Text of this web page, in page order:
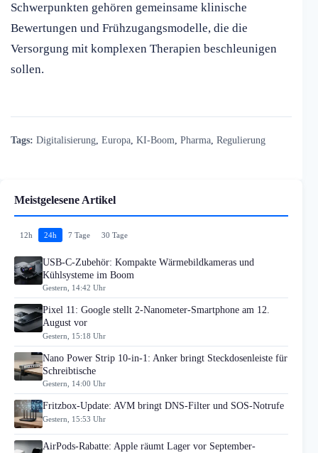
Schwerpunkten gehören gemeinsame klinische
Bewertungen und Frühzugangsmodelle, die die
Versorgung mit komplexen Therapien beschleunigen
sollen.
Tags: Digitalisierung Europa KI-Boom Pharma Regulierung
Meistgelesene Artikel
12h 24h 7 Tage 30 Tage
USB-C-Zubehör: Kompakte Wärmebildkameras und
Kühlsysteme im Boom
Gestern, 14:42 Uhr
Pixel 11: Google stellt 2-Nanometer-Smartphone am 12.
August vor
Gestern, 15:18 Uhr
Nano Power Strip 10-in-1: Anker bringt Steckdosenleiste für
Schreibtische
Gestern, 14:00 Uhr
Fritzbox-Update: AVM bringt DNS-Filter und SOS-Notrufe
Gestern, 15:53 Uhr
AirPods-Rabatte: Apple räumt Lager vor September-